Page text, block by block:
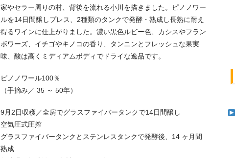
家やセラー周りの村、背後を流れる小川を描きました。ピノノワー
ルを14日間醸しプレス、2種類のタンクで発酵・熟成し長熟に耐え
得るワインに仕上がりました。濃い黒色ルビー色、カシスやフラン
ボワーズ、イチゴやキノコの香り、タンニンとフレッシュな果実
味、酸は高くミディアムボディでドライな逸品です。
ピノノワール100％
（手摘み／ 35 ～ 50年）
9月2日収穫／全房でグラスファイバータンクで14日間醸し
空気圧式圧搾
グラスファイバータンクとステンレスタンクで発酵後、14 ヶ月間
熟成